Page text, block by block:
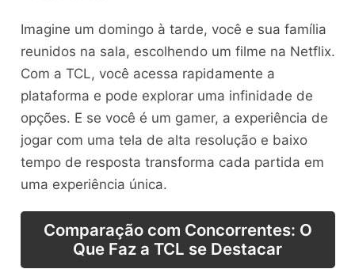
Imagine um domingo à tarde, você e sua família
reunidos na sala, escolhendo um filme na Netflix.
Com a TCL, você acessa rapidamente a
plataforma e pode explorar uma infinidade de
opções. E se você é um gamer, a experiência de
jogar com uma tela de alta resolução e baixo
tempo de resposta transforma cada partida em
uma experiência única.
Comparação com Concorrentes: O
Que Faz a TCL se Destacar